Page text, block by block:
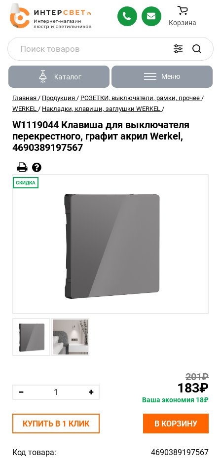
Корзина
Каталог Меню
Главная / Продукция / РОЗЕТКИ, выключатели, рамки, прочее /
WERKEL / Накладки, клавиши, заглушки WERKEL /
W1119044 Клавиша для выключателя
перекрестного, графит акрил Werkel,
4690389197567
СКИДКА
Код товара:
4690389197567
201₽
183₽
Ваша экономия 18₽
КУПИТЬ В 1 КЛИК В КОРЗИНУ